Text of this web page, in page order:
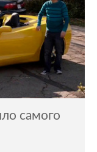
самого